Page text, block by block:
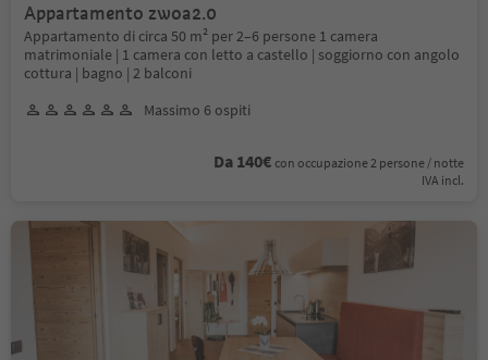
Appartamento zwoa2.0
Appartamento di circa 50 m² per 2–6 persone 1 camera
matrimoniale | 1 camera con letto a castello | soggiorno con angolo
cottura | bagno | 2 balconi
Massimo 6 ospiti
Da 140€ con occupazione 2 persone / notte
IVA incl.